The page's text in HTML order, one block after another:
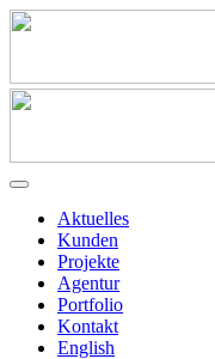
Aktuelles
Kunden
Projekte
Agentur
Portfolio
Kontakt
English